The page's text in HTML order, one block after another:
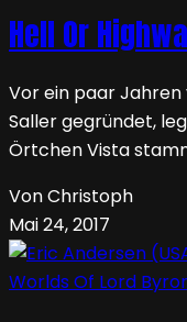
Hell Or
Vor ein paar
Saller gegründet,
Örtchen Vista
Von Christoph
Mai 24, 2017